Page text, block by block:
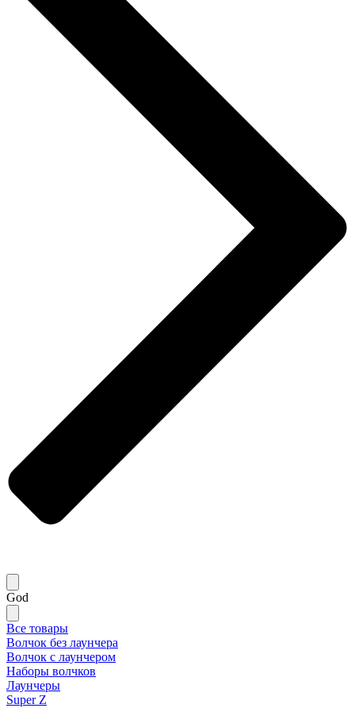
God
Все товары
Волчок без лаунчера
Волчок с лаунчером
Наборы волчков
Лаунчеры
Super Z